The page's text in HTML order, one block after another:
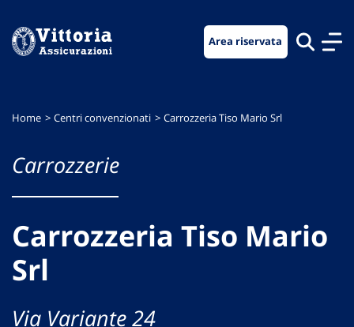
menu
contenuto
footer
Area riservata
Home Centri convenzionati Carrozzeria Tiso Mario Srl
Carrozzerie
Carrozzeria Tiso Mario
Srl
Via Variante 24